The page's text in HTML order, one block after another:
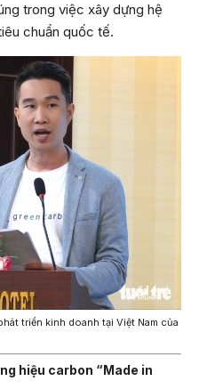
trong việc xây dựng hệ
chuẩn quốc tế.
triển kinh doanh tại Việt Nam của
hiệu carbon “Made in